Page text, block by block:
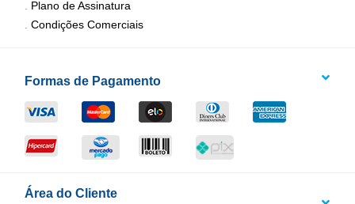
Plano de Assinatura
Condições Comerciais
Formas de Pagamento
Área do Cliente